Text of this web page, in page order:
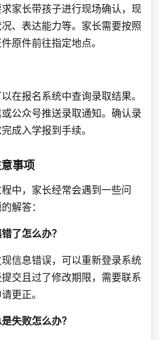
家长带孩子进行现场确认，现
、表达能力等。家长需要按照
原件前往指定地点。
在报名系统中查询录取结果。
公众号推送录取通知。确认录
成入学报到手续。
事项
中，家长经常会遇到一些问
解答：
了怎么办？
信息错误，可以重新登录系统
交且过了修改期限，需要联系
更正。
失败怎么办？